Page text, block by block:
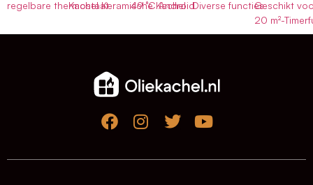
regelbare thermostaatKachel Keramische Kachel
49 °C AndroidDiverse functiesGeschikt
20 m²-